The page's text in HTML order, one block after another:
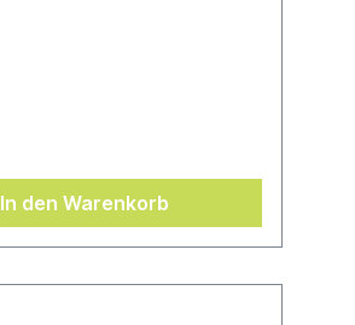
In den Warenkorb